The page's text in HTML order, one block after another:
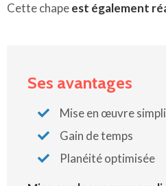
Cette chapeest également
Ses avantages
Mise en œuvre
Gain de temps
Planéité optimisée